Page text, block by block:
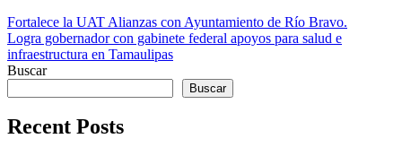
Navegación
de
entradas
Fortalece la UAT Alianzas con Ayuntamiento de Río Bravo.
Logra gobernador con gabinete federal apoyos para salud e
infraestructura en Tamaulipas
Buscar
Buscar
Recent Posts